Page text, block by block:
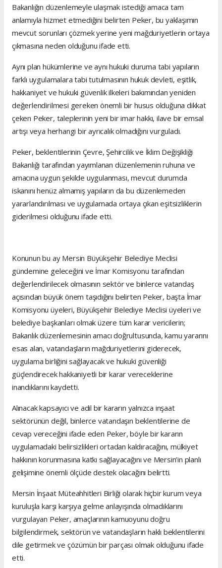
Bakanlığın düzenlemeyle ulaşmak istediği amaca tam
anlamıyla hizmet etmediğini belirten Peker, bu yaklaşımın
mevcut sorunları çözmek yerine yeni mağduriyetlerin ortaya
çıkmasına neden olduğunu ifade etti.
Aynı plan hükümlerine ve aynı hukuki duruma tabi yapıların
farklı uygulamalara tabi tutulmasının hukuk devleti, eşitlik,
hakkaniyet ve hukuki güvenlik ilkeleri bakımından yeniden
değerlendirilmesi gereken önemli bir husus olduğuna dikkat
çeken Peker, taleplerinin yeni bir imar hakkı, ilave bir emsal
artışı veya herhangi bir ayrıcalık olmadığını vurguladı.
Peker, beklentilerinin Çevre, Şehircilik ve İklim Değişikliği
Bakanlığı tarafından yayımlanan düzenlemenin ruhuna ve
amacına uygun şekilde uygulanması, mevcut durumda
iskanını henüz almamış yapıların da bu düzenlemeden
yararlandırılması ve uygulamada ortaya çıkan eşitsizliklerin
giderilmesi olduğunu ifade etti.
Konunun bu ay Mersin Büyükşehir Belediye Meclisi
gündemine geleceğini ve İmar Komisyonu tarafından
değerlendirilecek olmasının sektör ve binlerce vatandaş
açısından büyük önem taşıdığını belirten Peker, başta İmar
Komisyonu üyeleri, Büyükşehir Belediye Meclisi üyeleri ve
belediye başkanları olmak üzere tüm karar vericilerin;
Bakanlık düzenlemesinin amacı doğrultusunda, kamu yararını
esas alan, vatandaşların mağduriyetlerini giderecek,
uygulama birliğini sağlayacak ve hukuki güvenliği
güçlendirecek hakkaniyetli bir karar vereceklerine
inandıklarını kaydetti.
Alınacak kapsayıcı ve adil bir kararın yalnızca inşaat
sektörünün değil, binlerce vatandaşın beklentilerine de
cevap vereceğini ifade eden Peker, böyle bir kararın
uygulamadaki belirsizlikleri ortadan kaldıracağını, mülkiyet
hakkının korunmasına katkı sağlayacağını ve Mersin’in planlı
gelişimine önemli ölçüde destek olacağını belirtti.
Mersin İnşaat Müteahhitleri Birliği olarak hiçbir kurum veya
kuruluşla karşı karşıya gelme anlayışında olmadıklarını
vurgulayan Peker, amaçlarının kamuoyunu doğru
bilgilendirmek, sektörün ve vatandaşların haklı beklentilerini
dile getirmek ve çözümün bir parçası olmak olduğunu ifade
etti.